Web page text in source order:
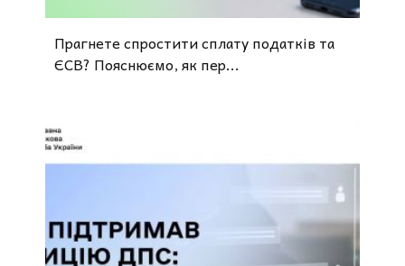
Прагнете спростити сплату податків та
ЄСВ? Пояснюємо, як пер...